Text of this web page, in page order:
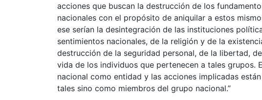
acciones que buscan la destrucción de los
nacionales con el propósito de aniquilar a estos
ese serían la desintegración de las instituciones
sentimientos nacionales, de la religión y de la
destrucción de la seguridad personal, de la libertad,
vida de los individuos que pertenecen a tales grupos.
nacional como entidad y las acciones implicadas
tales sino como miembros del grupo nacional.”